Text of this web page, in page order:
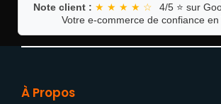
Note client : ★ ★ ★ ★ ☆
4/5 ⭐ sur
Votre e-commerce de confiance en
À Propos